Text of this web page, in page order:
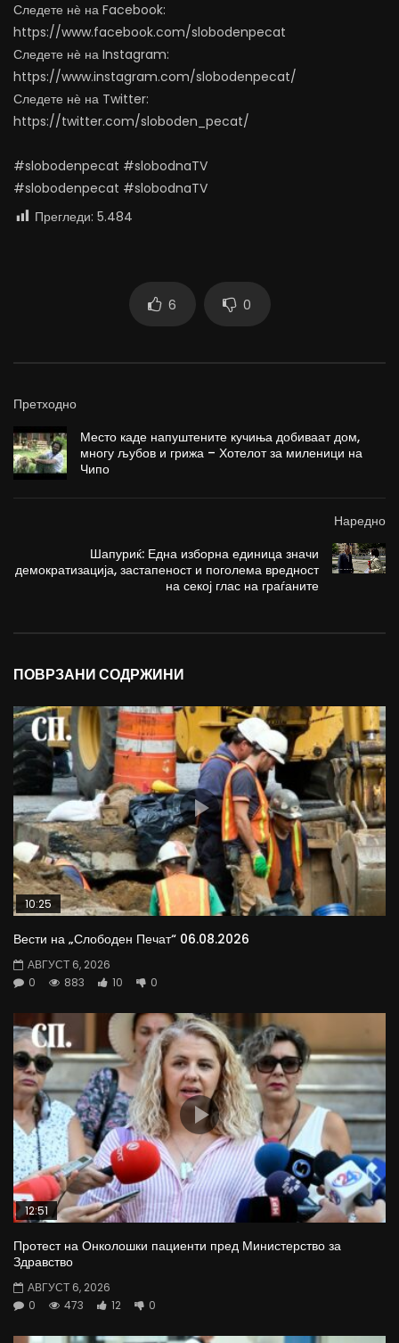
Следете нѐ на Facebook:
https://www.facebook.com/slobodenpecat
Следете нѐ на Instagram:
https://www.instagram.com/slobodenpecat/
Следете нѐ на Twitter:
https://twitter.com/sloboden_pecat/
#slobodenpecat #slobodnaTV
#slobodenpecat #slobodnaTV
Прегледи: 5.484
6 0
Претходно
Место каде напуштените кучиња добиваат дом,
многу љубов и грижа – Хотелот за миленици на
Чипо
Наредно
Шапуриќ: Една изборна единица значи
демократизација, застапеност и поголема вредност
на секој глас на граѓаните
ПОВРЗАНИ СОДРЖИНИ
10:25
Вести на „Слободен Печат“ 06.08.2026
АВГУСТ 6, 2026
0
883 10 0
12:51
Протест на Онколошки пациенти пред Министерство за
Здравство
АВГУСТ 6, 2026
0
473 12 0